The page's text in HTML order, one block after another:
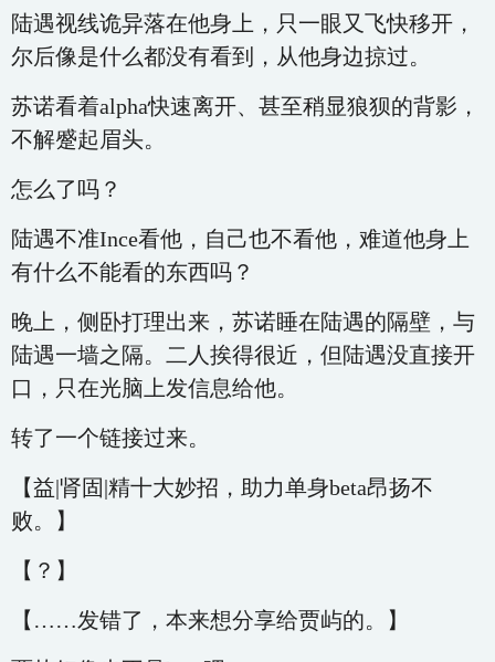
陆遇视线诡异落在他身上，只一眼又飞快移开，
尔后像是什么都没有看到，从他身边掠过。
苏诺看着alpha快速离开、甚至稍显狼狈的背影，
不解蹙起眉头。
怎么了吗？
陆遇不准Ince看他，自己也不看他，难道他身上
有什么不能看的东西吗？
晚上，侧卧打理出来，苏诺睡在陆遇的隔壁，与
陆遇一墙之隔。二人挨得很近，但陆遇没直接开
口，只在光脑上发信息给他。
转了一个链接过来。
【益|肾固|精十大妙招，助力单身beta昂扬不
败。】
【？】
【……发错了，本来想分享给贾屿的。】